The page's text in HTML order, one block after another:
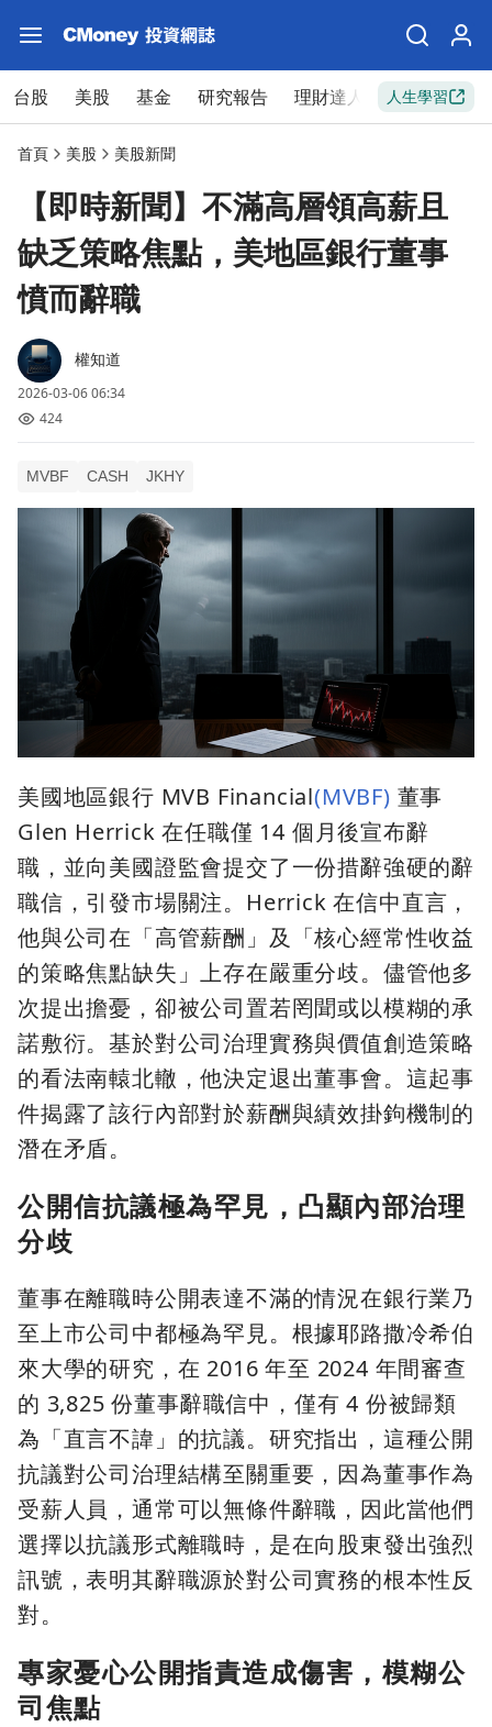
台股 美股 基金 研究報告 理財達人 新手入門
人生學習
首頁 美股 美股新聞
【即時新聞】不滿高層領高薪且
缺乏策略焦點，美地區銀行董事
憤而辭職
權知道
2026-03-06 06:34
424
MVBF CASH JKHY
美國地區銀行 MVB Financial(MVBF) 董事
Glen Herrick 在任職僅 14 個月後宣布辭
職，並向美國證監會提交了一份措辭強硬的辭
職信，引發市場關注。Herrick 在信中直言，
他與公司在「高管薪酬」及「核心經常性收益
的策略焦點缺失」上存在嚴重分歧。儘管他多
次提出擔憂，卻被公司置若罔聞或以模糊的承
諾敷衍。基於對公司治理實務與價值創造策略
的看法南轅北轍，他決定退出董事會。這起事
件揭露了該行內部對於薪酬與績效掛鉤機制的
潛在矛盾。
公開信抗議極為罕見，凸顯內部治理
分歧
董事在離職時公開表達不滿的情況在銀行業乃
至上市公司中都極為罕見。根據耶路撒冷希伯
來大學的研究，在 2016 年至 2024 年間審查
的 3,825 份董事辭職信中，僅有 4 份被歸類
為「直言不諱」的抗議。研究指出，這種公開
抗議對公司治理結構至關重要，因為董事作為
受薪人員，通常可以無條件辭職，因此當他們
選擇以抗議形式離職時，是在向股東發出強烈
訊號，表明其辭職源於對公司實務的根本性反
對。
專家憂心公開指責造成傷害，模糊公
司焦點